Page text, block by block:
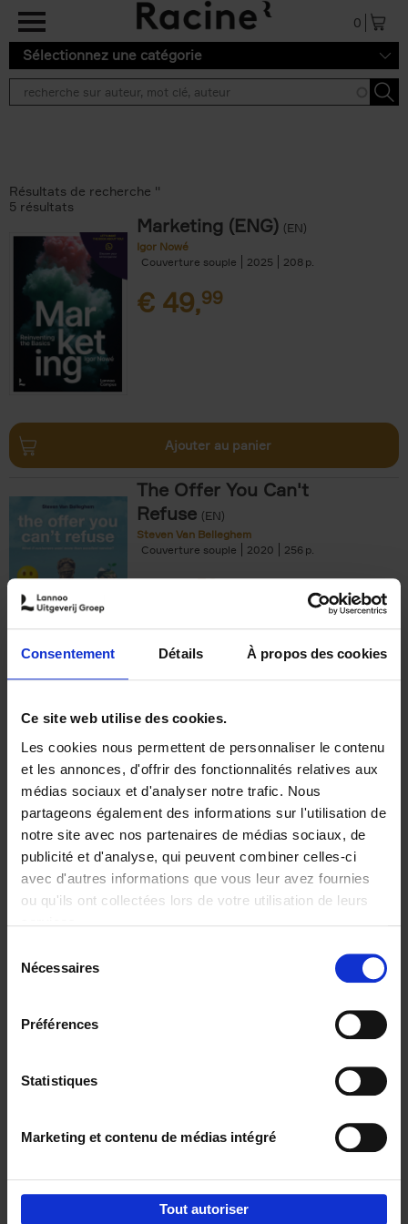
Consentement Détails À propos des cookies
Ce site web utilise des cookies.
Les cookies nous permettent de personnaliser le contenu
et les annonces, d'offrir des fonctionnalités relatives aux
médias sociaux et d'analyser notre trafic. Nous
partageons également des informations sur l'utilisation de
notre site avec nos partenaires de médias sociaux, de
publicité et d'analyse, qui peuvent combiner celles-ci
avec d'autres informations que vous leur avez fournies
ou qu'ils ont collectées lors de votre utilisation de leurs
Nécessaires
Préférences
Statistiques
Marketing et contenu de médias intégré
Tout autoriser
Aller au contenu principal
0
Sélectionnez une catégorie
Résultats de recherche ''
5 résultats
Marketing (ENG) (EN)
Igor Nowé
Couverture souple
2025 208
€ 49,99
Ajouter au panier
The Offer You Can't
Refuse (EN)
Steven Van Belleghem
Couverture souple
2020 256
€37,50
Building Bonds = Building
Business
Jochen Roef Jozefien De Feyter
Carolien Boom
Couverture souple
2025 200
€29,99
Digital marketing like a PRO -
completely revised edition (EN)